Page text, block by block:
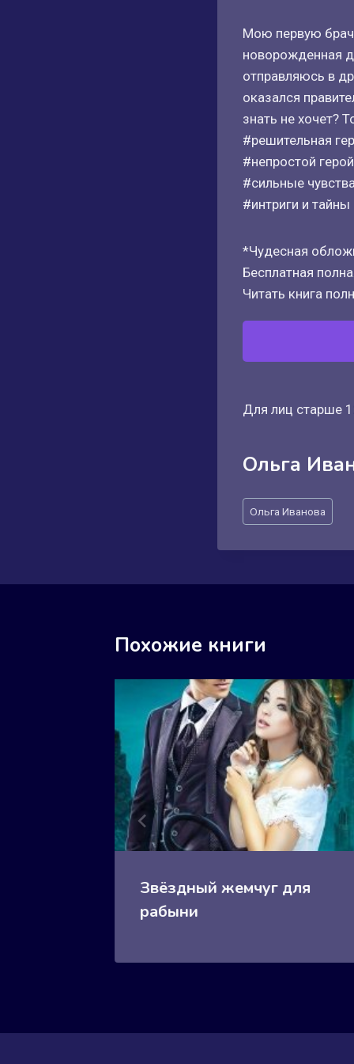
Мою первую
новорожденная
отправляюсь в
оказался
знать не хочет?
#решительная
#непростой герой
#сильные
#интриги и тайны
*Чудесная
Бесплатная
Читать книга
Для лиц старше
Ольга
Метки
записи:
Ольга Иванова
Похожие книги
Звёздный жемчуг для
рабыни